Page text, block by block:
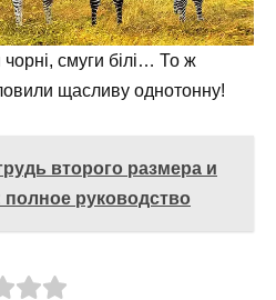
смуги білі… То ж
щасливу однотонну!
второго размера и
полное руководство